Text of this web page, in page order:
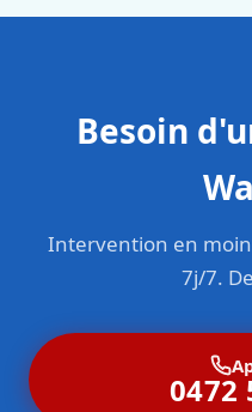
Besoin
Intervention en
7j/7.
0472